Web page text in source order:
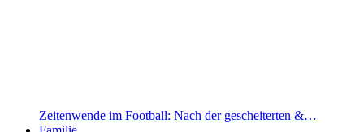
Zeitenwende im Football: Nach der gescheiterten &…